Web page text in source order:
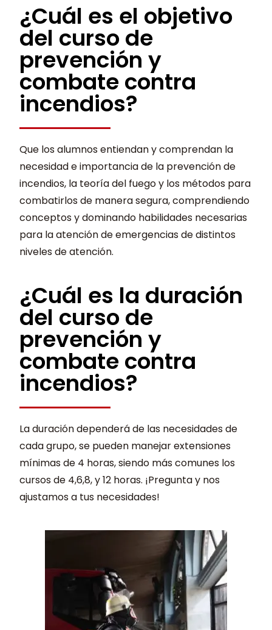
¿Cuál es el objetivo
del curso de
prevención y
combate contra
incendios?
Que los alumnos entiendan y comprendan la
necesidad e importancia de la prevención de
incendios, la teoría del fuego y los métodos para
combatirlos de manera segura, comprendiendo
conceptos y dominando habilidades necesarias
para la atención de emergencias de distintos
niveles de atención.
¿Cuál es la duración
del curso de
prevención y
combate contra
incendios?
La duración dependerá de las necesidades de
cada grupo, se pueden manejar extensiones
mínimas de 4 horas, siendo más comunes los
cursos de 4,6,8, y 12 horas. ¡Pregunta y nos
ajustamos a tus necesidades!